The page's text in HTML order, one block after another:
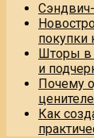
покупки
Шторы в
и
Почему
Как